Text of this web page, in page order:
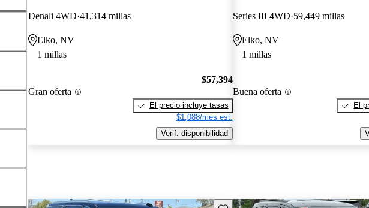
Denali 4WD 41,314 millas
Elko, NV
1 millas
Gran oferta
$57,394
El precio incluye tasas
$1,088/mes est.
Verif. disponibilidad
Series III 4WD 59,449 millas
Elko, NV
1 millas
Buena oferta
El